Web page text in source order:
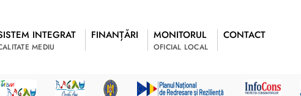
INTEGRAT
MEDIU
FINANȚĂRI MONITORUL
OFICIAL LOCAL
CONTACT